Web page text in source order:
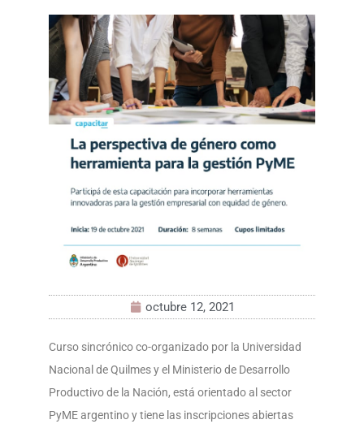
octubre 12, 2021
Curso sincrónico co-organizado por la Universidad
Nacional de Quilmes y el Ministerio de Desarrollo
Productivo de la Nación, está orientado al sector
PyME argentino y tiene las inscripciones abiertas